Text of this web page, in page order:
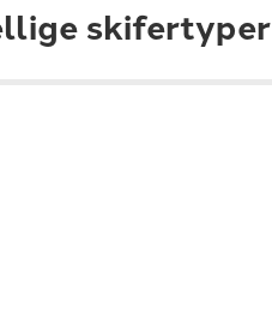
skifertyper